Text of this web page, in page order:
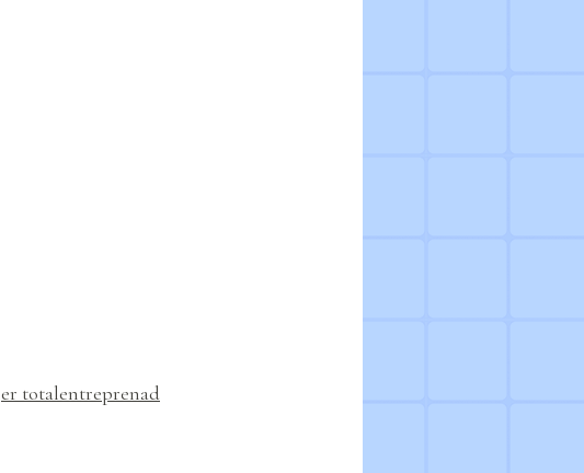
totalentreprenad